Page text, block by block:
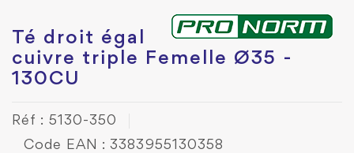
Té droit égal
cuivre triple Femelle Ø35 -
130CU
Réf : 5130-350
Code EAN : 3383955130358